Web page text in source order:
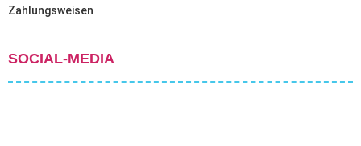
Zahlungsweisen
SOCIAL-MEDIA